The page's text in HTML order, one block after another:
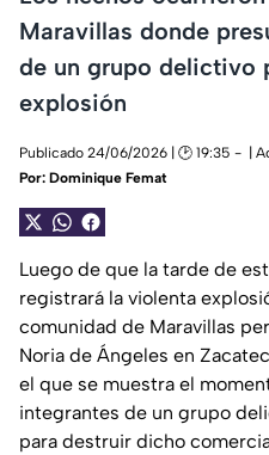
Maravillas donde
de un grupo delictivo
explosión
Publicado 24/06/2026 | 🕑 19:35
|
Por: Dominique Femat
Luego de que la tarde de
registrará la violenta
comunidad de Maravillas
Noria de Ángeles en
el que se muestra el
integrantes de un grupo
para destruir dicho